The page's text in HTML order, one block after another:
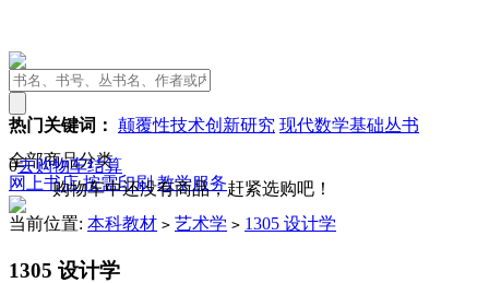
热门关键词： 颠覆性技术创新研究 现代数学基础丛书
0去购物车结算
购物车中还没有商品，赶紧选购吧！
全部商品分类
网上书店按需印刷 教学服务
当前位置: 本科教材 > 艺术学 > 1305 设计学
1305 设计学